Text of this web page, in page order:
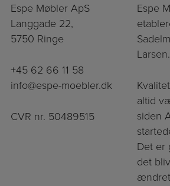
Espe Møbler ApS
Langgade 22,
5750 Ringe
+45 62 66 11 58
info@espe-moebler.dk
CVR nr. 50489515
Espe
Larsen.
altid
siden
Det er
det